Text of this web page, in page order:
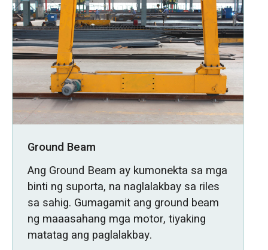
Ground Beam
Ang Ground Beam ay kumonekta sa mga
binti ng suporta, na naglalakbay sa riles
sa sahig. Gumagamit ang ground beam
ng maaasahang mga motor, tiyaking
matatag ang paglalakbay.